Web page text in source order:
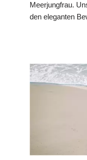
Meerjungfrau.
den eleganten